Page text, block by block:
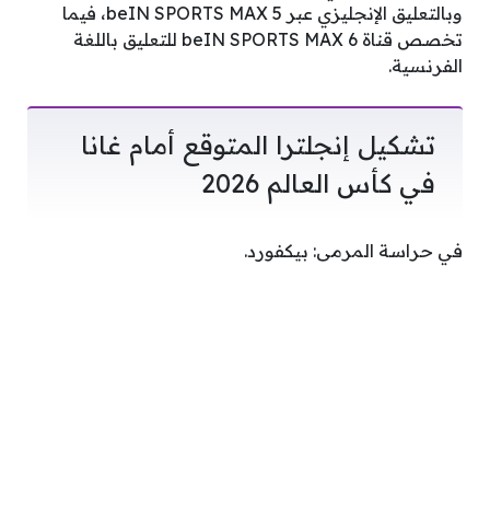
وبالتعليق الإنجليزي عبر beIN SPORTS MAX 5، فيما
تخصص قناة beIN SPORTS MAX 6 للتعليق باللغة
الفرنسية.
تشكيل إنجلترا المتوقع أمام غانا
في كأس العالم 2026
في حراسة المرمى: بيكفورد.